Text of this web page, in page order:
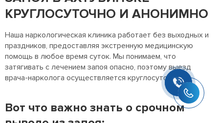
Антон Солодовников
вам. Напишите мне, если у
вас появятся вопросы.
КРУГЛОСУТОЧНО И АНОНИМНО
Наша наркологическая клиника работает без выходных и
праздников, предоставляя экстренную медицинскую
помощь в любое время суток. Мы понимаем, что
затягивать с лечением запоя опасно, поэтому выезд
врача-нарколога осуществляется круглосуточно.
Вот что важно знать о срочном